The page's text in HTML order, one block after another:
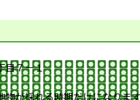
目７－１
が採れる時期だけになりま